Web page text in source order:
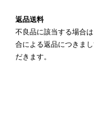
返品送料
不良品に該当する場合
合による返品につきま
だきます。